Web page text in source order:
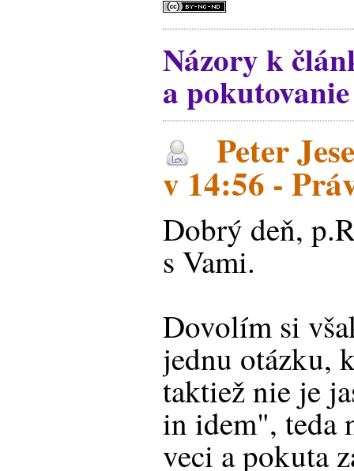
Názory k
a
Peter
v 14:56 -
Dobrý deň,
s Vami.
Dovolím si
jednu otázku,
taktiež nie je
in idem", teda
veci a pokuta